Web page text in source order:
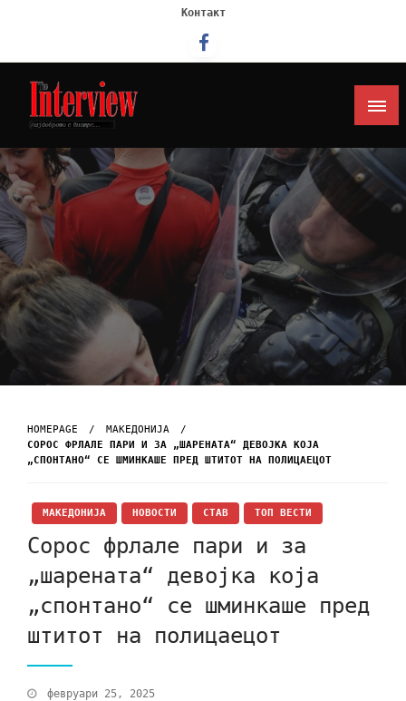
Контакт
Интервју
HOMEPAGE
МАКЕДОНИЈА
СОРОС ФРЛАЛЕ ПАРИ И ЗА „ШАРЕНАТА“ ДЕВОЈКА КОЈА
„СПОНТАНО“ СЕ ШМИНКАШЕ ПРЕД ШТИТОТ НА ПОЛИЦАЕЦОТ
МАКЕДОНИЈА НОВОСТИ СТАВ ТОП ВЕСТИ
Сорос фрлале пари и за
„шарената“ девојка која
„спонтано“ се шминкаше пред
штитот на полицаецот
февруари 25, 2025